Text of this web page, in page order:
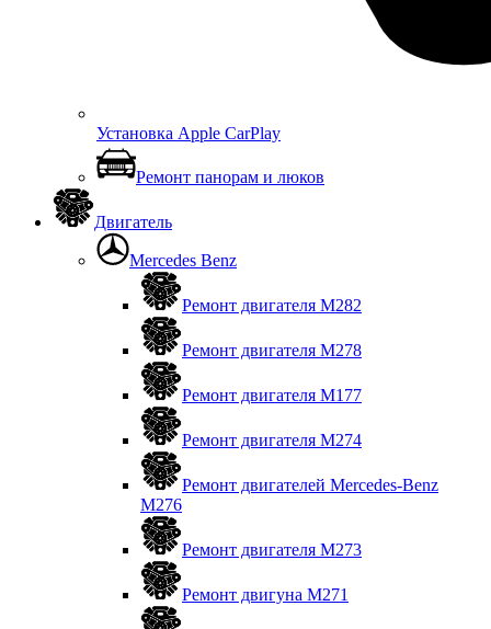
Установка Apple CarPlay
Ремонт панорам и люков
Двигатель
Mercedes Benz
Ремонт двигателя М282
Ремонт двигателя М278
Ремонт двигателя М177
Ремонт двигателя М274
Ремонт двигателей Mercedes-Benz
M276
Ремонт двигателя М273
Ремонт двигуна М271